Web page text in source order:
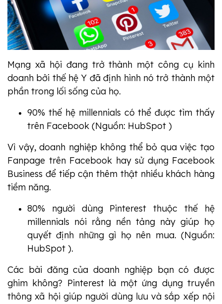
Mạng xã hội đang trở thành một công cụ kinh
doanh bởi thế hệ Y đã định hình nó trở thành một
phần trong lối sống của họ.
90% thế hệ millennials có thể được tìm thấy
trên Facebook (Nguồn: HubSpot )
Vì vậy, doanh nghiệp không thể bỏ qua việc tạo
Fanpage trên Facebook hay sử dụng Facebook
Business để tiếp cận thêm thật nhiều khách hàng
tiềm năng.
80% người dùng Pinterest thuộc thế hệ
millennials nói rằng nền tảng này giúp họ
quyết định những gì họ nên mua. (Nguồn:
HubSpot ).
Các bài đăng của doanh nghiệp bạn có được
ghim không? Pinterest là một ứng dụng truyền
thông xã hội giúp người dùng lưu và sắp xếp nội